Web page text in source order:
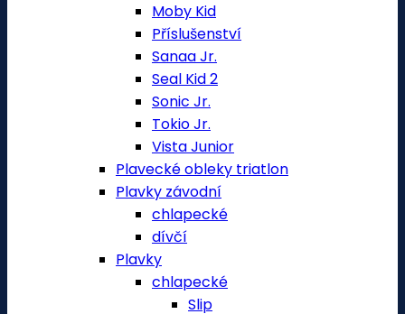
Moby Kid
Příslušenství
Sanaa Jr.
Seal Kid 2
Sonic Jr.
Tokio Jr.
Vista Junior
Plavecké obleky triatlon
Plavky závodní
chlapecké
dívčí
Plavky
chlapecké
Slip